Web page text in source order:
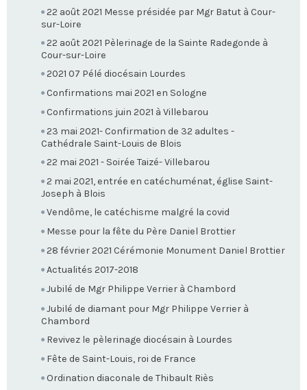
22 août 2021 Messe présidée par Mgr Batut à Cour-
sur-Loire
22 août 2021 Pèlerinage de la Sainte Radegonde à
Cour-sur-Loire
2021 07 Pélé diocésain Lourdes
Confirmations mai 2021 en Sologne
Confirmations juin 2021 à Villebarou
23 mai 2021- Confirmation de 32 adultes -
Cathédrale Saint-Louis de Blois
22 mai 2021 - Soirée Taizé- Villebarou
2 mai 2021, entrée en catéchuménat, église Saint-
Joseph à Blois
Vendôme, le catéchisme malgré la covid
Messe pour la fête du Père Daniel Brottier
28 février 2021 Cérémonie Monument Daniel Brottier
Actualités 2017-2018
Jubilé de Mgr Philippe Verrier à Chambord
Jubilé de diamant pour Mgr Philippe Verrier à
Chambord
Revivez le pèlerinage diocésain à Lourdes
Fête de Saint-Louis, roi de France
Ordination diaconale de Thibault Riès